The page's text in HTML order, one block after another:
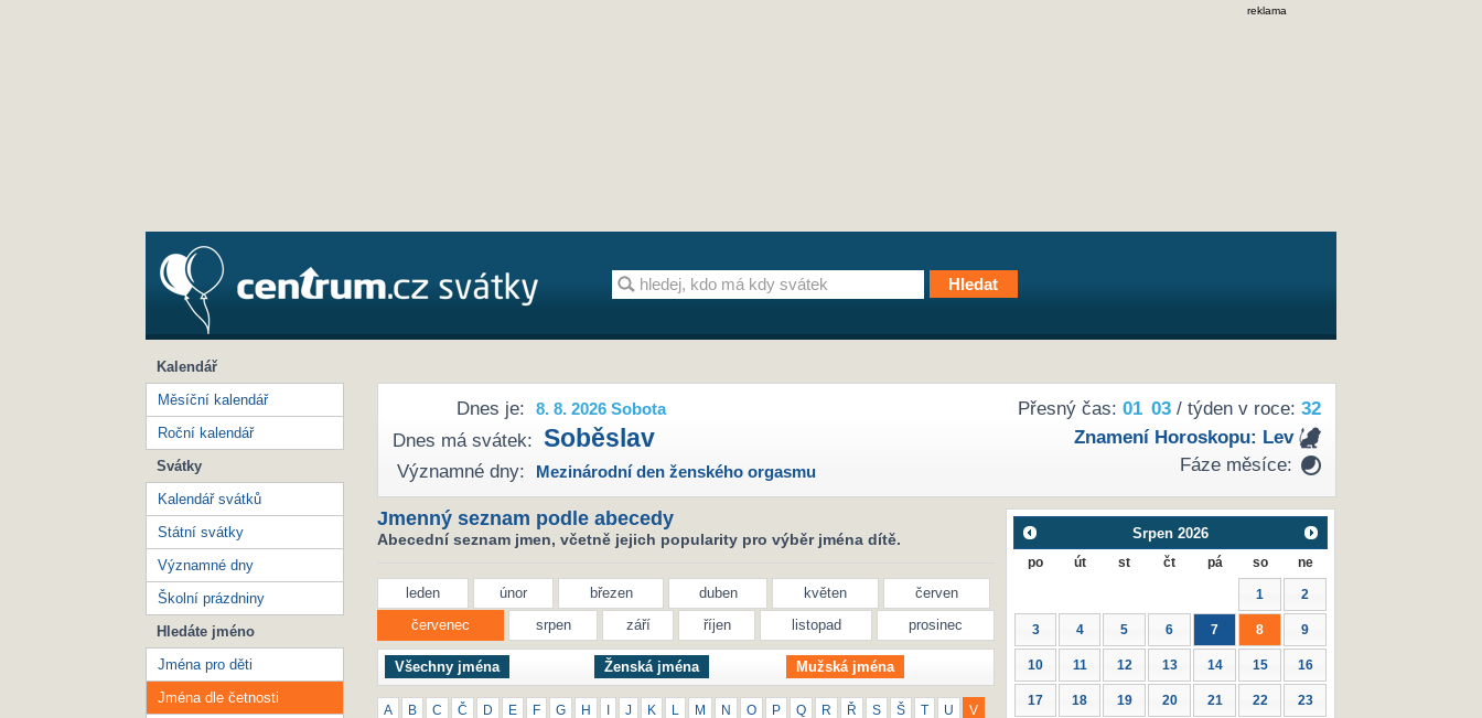
reklama
Přesný čas: 01 03/ týden v roce: 32
Znamení Horoskopu: Lev
Fáze měsíce:
Dnes je: 8. 8. 2026 Sobota
Dnes má svátek: Soběslav
Významné dny: Mezinárodní den ženského orgasmu
Jmenný seznam podle abecedy
Abecední seznam jmen, včetně jejich popularity pro výběr jména dítě.
leden únor březen duben květen
červen
červenec
srpen září říjen listopad prosinec
Všechny jména Ženská jména Mužská jména
A B C Č D E F G H J K M N O P Q R Ř S Š T U V
Srpen 2026
po út st čt pá so ne
1 2
3 4 5 6 7 8 9
10 11 12 13 14 15 16
17 18 19 20 21 22 23
Kalendář
Měsíční kalendář
Roční kalendář
Svátky
Kalendář svátků
Státní svátky
Významné dny
Školní prázdniny
Hledáte jméno
Jména pro děti
Jména dle četnosti